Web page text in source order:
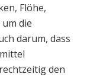
Flöhe,
die
darum, dass
den